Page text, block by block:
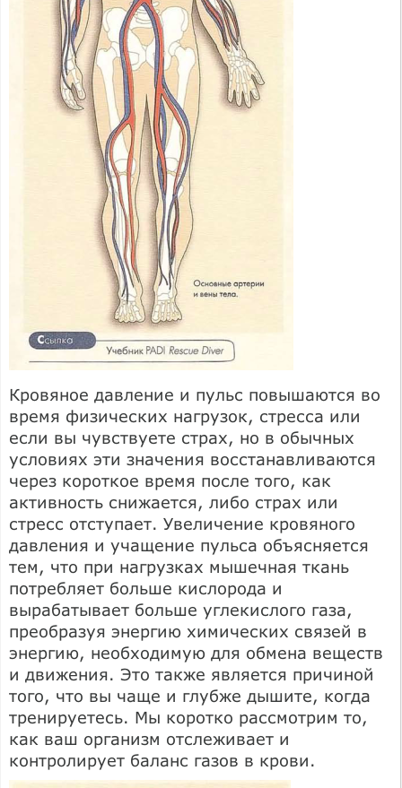
Кровяное давление и пульс повышаются во
время физических нагрузок, стресса или
если вы чувствуете страх, но в обычных
условиях эти значения восстанавливаются
через короткое время после того, как
активность снижается, либо страх или
стресс отступает. Увеличение кровяного
давления и учащение пульса объясняется
тем, что при нагрузках мышечная ткань
потребляет больше кислорода и
вырабатывает больше углекислого газа,
преобразуя энергию химических связей в
энергию, необходимую для обмена веществ
и движения. Это также является причиной
того, что вы чаще и глубже дышите, когда
тренируетесь. Мы коротко рассмотрим то,
как ваш организм отслеживает и
контролирует баланс газов в крови.